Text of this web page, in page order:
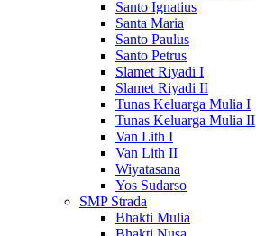
Santo Ignatius
Santa Maria
Santo Paulus
Santo Petrus
Slamet Riyadi I
Slamet Riyadi II
Tunas Keluarga Mulia I
Tunas Keluarga Mulia II
Van Lith I
Van Lith II
Wiyatasana
Yos Sudarso
SMP Strada
Bhakti Mulia